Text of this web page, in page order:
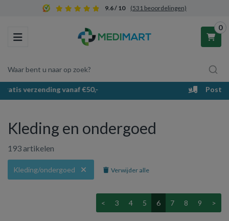
9.6 / 10 (531 beoordelingen)
Toggle navigation
Waar bent u naar op zoek?
0
Winkelwagen
Uw winkelwagen is leeg.
PostNL bezorging & afhaalpunten
Kleding en ondergoed
193 artikelen
Kleding/ondergoed Verwijder alle
< 3 4 5 6 7 8 9 >